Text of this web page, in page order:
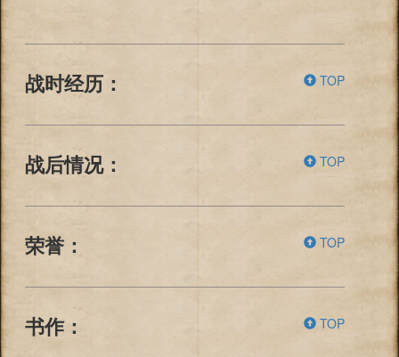
战时经历： TOP
战后情况： TOP
荣誉： TOP
书作： TOP